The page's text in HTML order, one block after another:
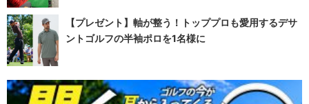
【プレゼント】軸が整う！トッププロも愛用するデサ
ントゴルフの半袖ポロを1名様に